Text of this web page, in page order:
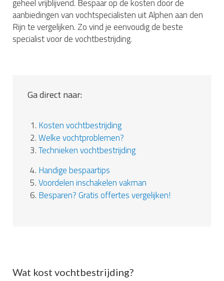
geheel vrijblijvend. Bespaar op de kosten door de
aanbiedingen van vochtspecialisten uit Alphen aan den
Rijn te vergelijken. Zo vind je eenvoudig de beste
specialist voor de vochtbestrijding.
Ga direct naar:
1. Kosten vochtbestrijding
2.Welke vochtproblemen?
3.Technieken vochtbestrijding
4. Handige bespaartips
5.Voordelen inschakelen vakman
6. Besparen? Gratis offertes vergelijken!
Wat kost vochtbestrijding?